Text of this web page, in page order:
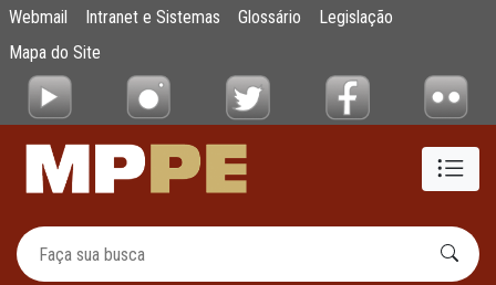
Pular para o Conteúdo principal
MPPE recomenda que agentes públicos
Webmail Intranet e Sistemas Glossário
Legislação
Mapa do Site